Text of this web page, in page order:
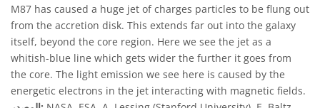
M87 has caused a huge jet of charges particles to be flung out
from the accretion disk. This extends far out into the galaxy
itself, beyond the core region. Here we see the jet as a
whitish-blue line which gets wider the further it goes from
the core. The light emission we see here is caused by the
energetic electrons in the jet interacting with magnetic fields.